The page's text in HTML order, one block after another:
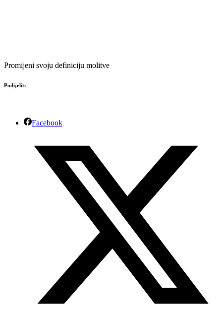
Promijeni svoju definiciju molitve
Podijeliti
Facebook